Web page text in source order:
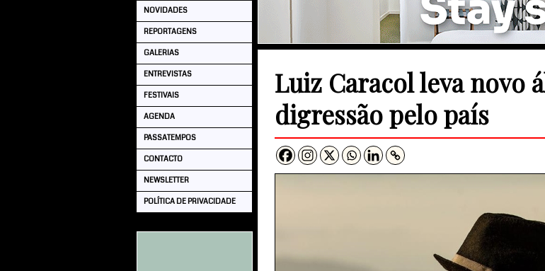
NOVIDADES
REPORTAGENS
GALERIAS
ENTREVISTAS
FESTIVAIS
AGENDA
PASSATEMPOS
CONTACTO
NEWSLETTER
POLÍTICA DE PRIVACIDADE
Luiz Caracol leva novo
digressão pelo país